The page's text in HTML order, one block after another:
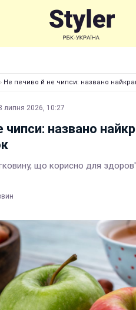
› Не печиво й не чипси: названо
липня 2026, 10:27
чипси: названо
що корисно для